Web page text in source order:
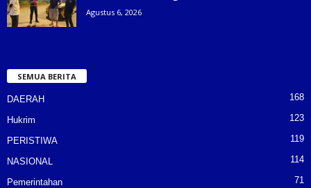
Agustus 6, 2026
SEMUA BERITA
DAERAH 168
Hukrim 123
PERISTIWA 119
NASIONAL 114
Pemerintahan 71